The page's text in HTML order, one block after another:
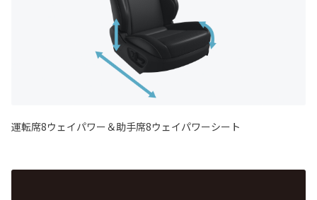
運転席8ウェイパワー＆助手席8ウェイパワーシート